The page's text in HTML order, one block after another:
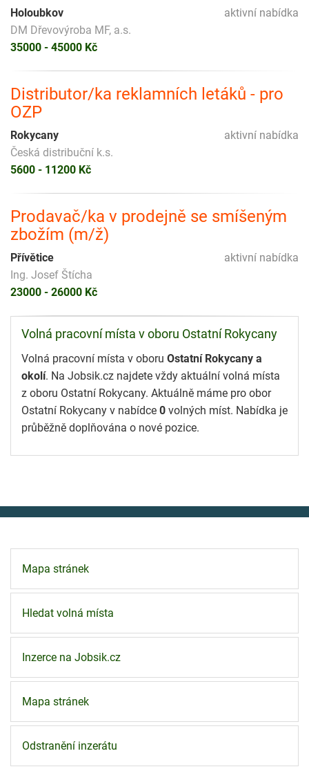
aktivní nabídka
Holoubkov
DM Dřevovýroba MF, a.s.
35000 - 45000 Kč
Distributor/ka reklamních letáků - pro
OZP
aktivní nabídka
Rokycany
Česká distribuční k.s.
5600 - 11200 Kč
Prodavač/ka v prodejně se smíšeným
zbožím (m/ž)
aktivní nabídka
Přívětice
Ing. Josef Štícha
23000 - 26000 Kč
Volná pracovní místa v oboru Ostatní Rokycany
Volná pracovní místa v oboru Ostatní Rokycany a
okolí. Na Jobsik.cz najdete vždy aktuální volná místa
z oboru Ostatní Rokycany. Aktuálně máme pro obor
Ostatní Rokycany v nabídce 0 volných míst. Nabídka je
průběžně doplňována o nové pozice.
Mapa stránek
Hledat volná místa
Inzerce na Jobsik.cz
Mapa stránek
Odstranění inzerátu